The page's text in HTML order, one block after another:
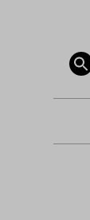
for:
SEARCH